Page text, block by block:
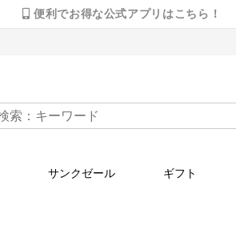
便利でお得な公式アプリはこちら！
サンクゼール ギフト